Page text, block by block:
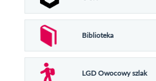
Biblioteka
LGD Owocowy szlak